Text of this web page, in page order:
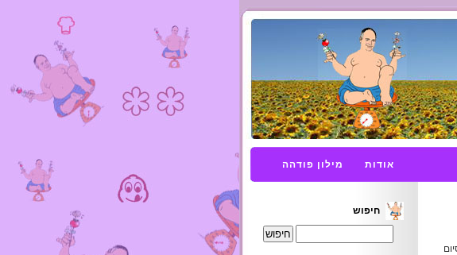
אודות מילון פודהה
חיפוש